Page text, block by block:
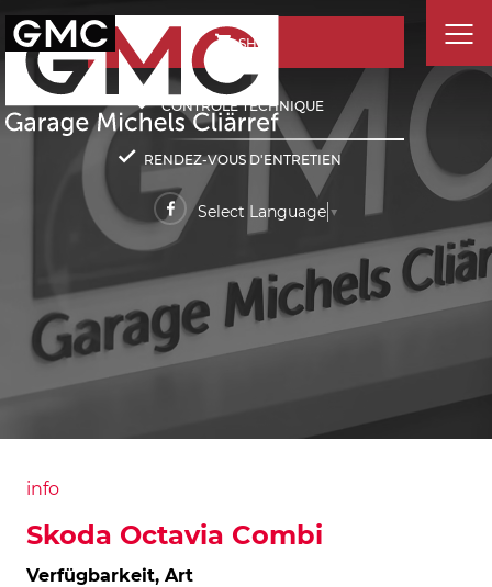
SHOP
CONTRÔLE TECHNIQUE
RENDEZ-VOUS D'ENTRETIEN
Select Language ▼
info
Skoda Octavia Combi
Verfügbarkeit, Art